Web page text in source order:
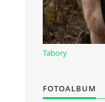
Tabory
FOTOALBUM